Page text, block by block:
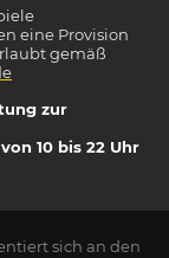
eine Provision
gemäß
zur
10 bis 22 Uhr
sich an den